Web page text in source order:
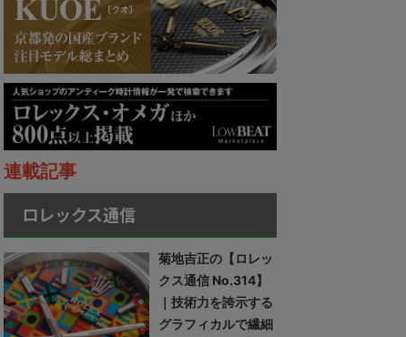
連載記事
ロレックス通信
菊地吉正の【ロレッ
クス通信 No.314】
｜技術力を誇示する
グラフィカルで繊細